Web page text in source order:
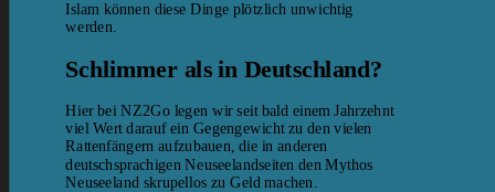
Islam können diese Dinge plötzlich unwichtig
werden.
Schlimmer als in Deutschland?
Hier bei NZ2Go legen wir seit bald einem Jahrzehnt
viel Wert darauf ein Gegengewicht zu den vielen
Rattenfängern aufzubauen, die in anderen
deutschsprachigen Neuseelandseiten den Mythos
Neuseeland skrupellos zu Geld machen.